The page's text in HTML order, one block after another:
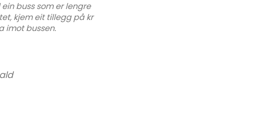
buss som er lengre
kjem eit tillegg på kr
imot bussen.